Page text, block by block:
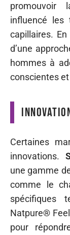
promouvoir
influencé les
capillaires.
d’une
hommes à
conscientes
Certaines
innovations.
une gamme
comme le
spécifiques
Natpure®
pour